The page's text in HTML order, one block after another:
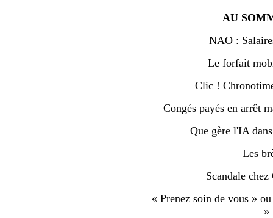
AU
NAO :
Le forfait
Clic !
Congés payés en arrêt
Que gère l'IA
Les
Scandale
« Prenez soin de vous »
»